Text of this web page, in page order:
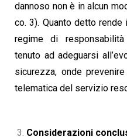
dannoso non è in alcun
co. 3). Quanto detto
regime di responsabilità
tenuto ad adeguarsi
sicurezza, onde
telematica del servizio
Considerazioni